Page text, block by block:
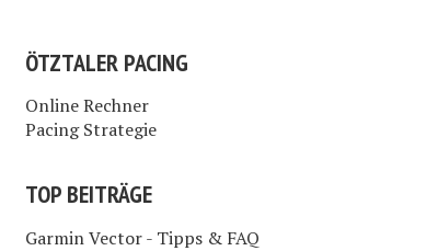
ÖTZTALER PACING
Online Rechner
Pacing Strategie
TOP BEITRÄGE
Garmin Vector - Tipps & FAQ